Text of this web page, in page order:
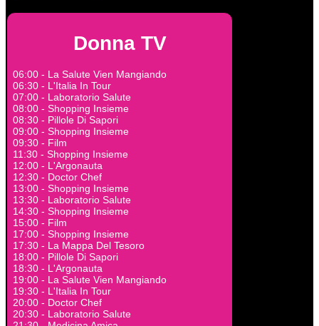
Donna TV
06:00 - La Salute Vien Mangiando
06:30 - L'Italia In Tour
07:00 - Laboratorio Salute
08:00 - Shopping Insieme
08:30 - Pillole Di Sapori
09:00 - Shopping Insieme
09:30 - Film
11:30 - Shopping Insieme
12:00 - L'Argonauta
12:30 - Doctor Chef
13:00 - Shopping Insieme
13:30 - Laboratorio Salute
14:30 - Shopping Insieme
15:00 - Film
17:00 - Shopping Insieme
17:30 - La Mappa Del Tesoro
18:00 - Pillole Di Sapori
18:30 - L'Argonauta
19:00 - La Salute Vien Mangiando
19:30 - L'Italia In Tour
20:00 - Doctor Chef
20:30 - Laboratorio Salute